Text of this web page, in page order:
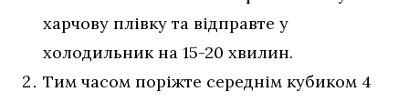
харчову плівку та відправте у
холодильник на 15-20 хвилин.
Тим часом поріжте середнім кубиком 4